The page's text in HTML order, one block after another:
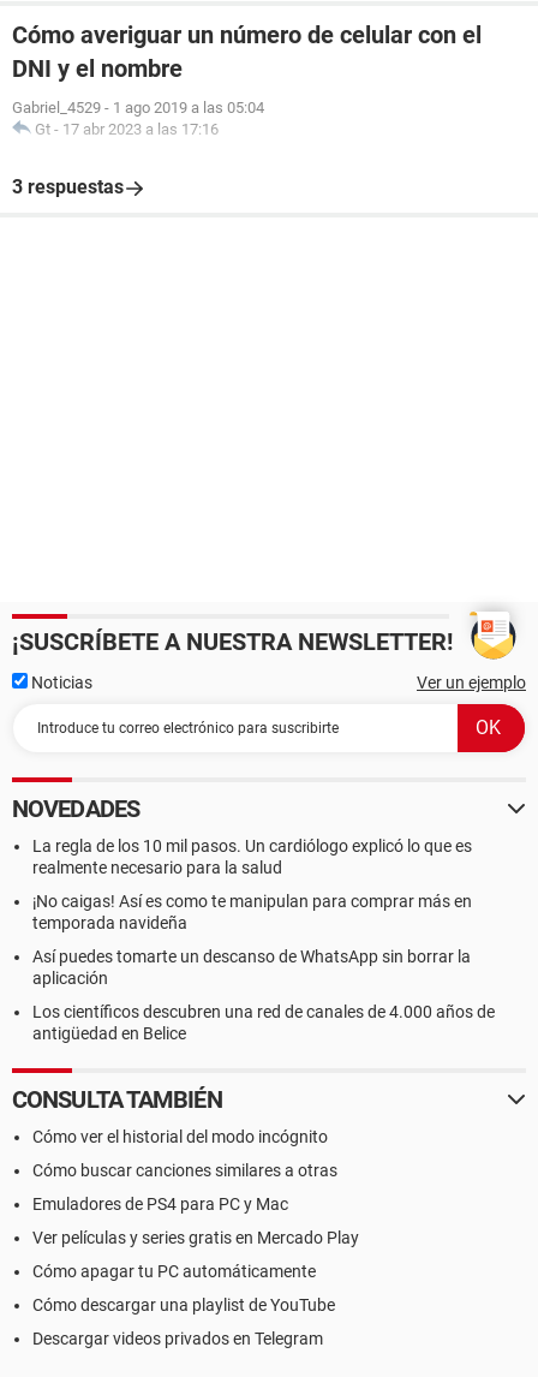
Cómo averiguar un número de celular con el
DNI y el nombre
Gabriel_4529 - 1 ago 2019 a las 05:04
Gt - 17 abr 2023 a las 17:16
3 respuestas
¡SUSCRÍBETE A NUESTRA NEWSLETTER!
Noticias Ver un ejemplo
NOVEDADES
La regla de los 10 mil pasos. Un cardiólogo explicó lo que es
realmente necesario para la salud
¡No caigas! Así es como te manipulan para comprar más en
temporada navideña
Así puedes tomarte un descanso de WhatsApp sin borrar la
aplicación
Los científicos descubren una red de canales de 4.000 años de
antigüedad en Belice
CONSULTA TAMBIÉN
Cómo ver el historial del modo incógnito
Cómo buscar canciones similares a otras
Emuladores de PS4 para PC y Mac
Ver películas y series gratis en Mercado Play
Cómo apagar tu PC automáticamente
Cómo descargar una playlist de YouTube
Descargar videos privados en Telegram